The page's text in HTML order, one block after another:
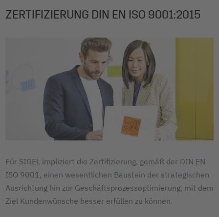
ZERTIFIZIERUNG DIN EN ISO 9001:2015
Für SIGEL impliziert die Zertifizierung, gemäß der DIN EN
ISO 9001, einen wesentlichen Baustein der strategischen
Ausrichtung hin zur Geschäftsprozessoptimierung, mit dem
Ziel Kundenwünsche besser erfüllen zu können.